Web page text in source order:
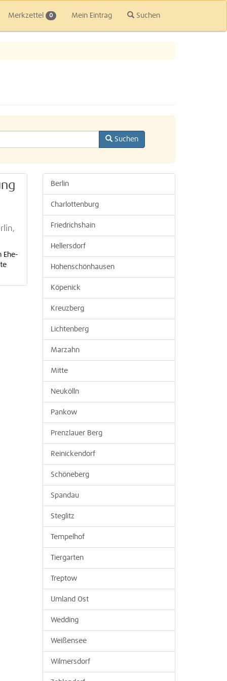
Merkzettel 0 Mein Eintrag Suchen
Suchen
Ehe-
Berlin
Charlottenburg
Friedrichshain
Hellersdorf
Hohenschönhausen
Köpenick
Kreuzberg
Lichtenberg
Marzahn
Mitte
Neukölln
Pankow
Prenzlauer Berg
Reinickendorf
Schöneberg
Spandau
Steglitz
Tempelhof
Tiergarten
Treptow
Umland Ost
Wedding
Weißensee
Wilmersdorf